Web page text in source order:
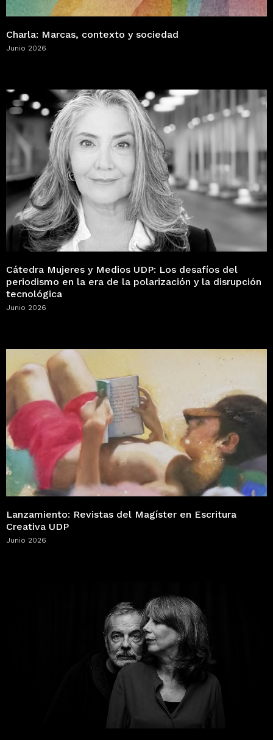
Charla: Marcas, contexto y sociedad
Junio 2026
Cátedra Mujeres y Medios UDP: Los desafíos del
periodismo en la era de la polarización y la disrupción
tecnológica
Junio 2026
Lanzamiento: Revistas del Magíster en Escritura
Creativa UDP
Junio 2026